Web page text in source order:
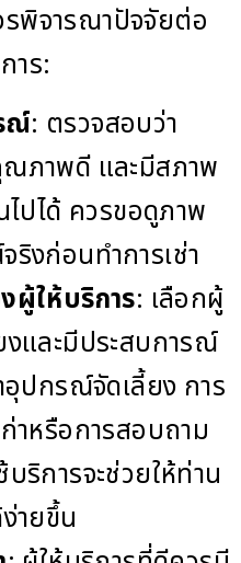
พิจารณาปัจจัยต่อ
าร:
ณ์: ตรวจสอบว่า
ภาพดี และมีสภาพ
ไปได้ ควรขอดูภาพ
งก่อนทำการเช่า
ผู้ให้บริการ: เลือกผู้
และมีประสบการณ์
อุปกรณ์จัดเลี้ยง การ
าหรือการสอบถาม
ริการจะช่วยให้ท่าน
ายขึ้น